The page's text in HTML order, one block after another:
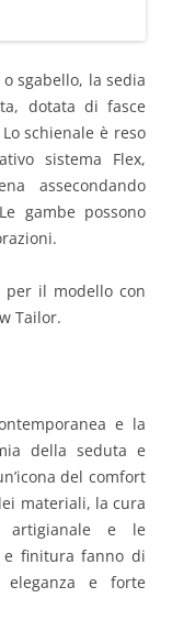
sgabello, la sedia
dotata di fasce
schienale è reso
sistema Flex,
assecondando
gambe possono
per il modello con
Tailor.
e la
della seduta e
del comfort
materiali, la cura
artigianale e le
finitura fanno di
e forte